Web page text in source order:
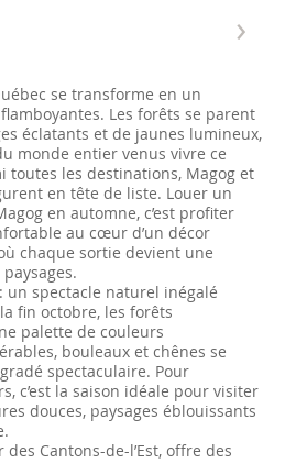
›
se transforme en un
Les forêts se parent
éclatants et de jaunes lumineux,
monde entier venus vivre ce
toutes les destinations, Magog et
en tête de liste. Louer un
en automne, c’est profiter
au cœur d’un décor
chaque sortie devient une
un spectacle naturel inégalé
fin octobre, les forêts
palette de couleurs
bouleaux et chênes se
spectaculaire. Pour
c’est la saison idéale pour visiter
douces, paysages éblouissants
Cantons-de-l’Est, offre des